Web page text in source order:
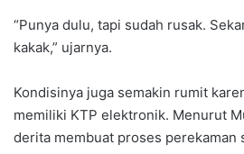
“Punya dulu, tapi sudah rusak.
kakak,” ujarnya.
Kondisinya juga semakin rumit
memiliki KTP elektronik. Menurut
derita membuat proses perekaman